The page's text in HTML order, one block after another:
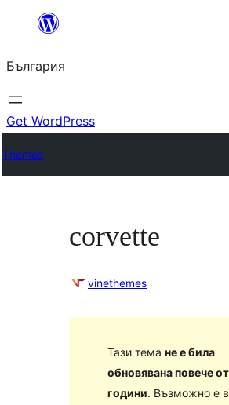
България
Get WordPress
Themes
corvette
vinethemes
Тази тема не е била
обновявана повече
години. Възможно е